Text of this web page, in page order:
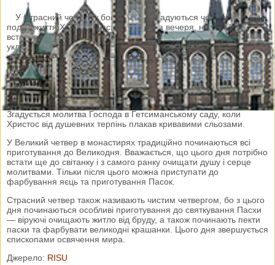
У Страсний четвер у богослужінні згадуються чотири важливі
події з життя Христа Спасителя: Тайна вечеря, на якій Господь
встановив новозавітне Таїнство Євхаристії. Господь Ісус Христос
уклав Новий Заповіт між Богом і людьми ціною Власної Крові.
Цього дня у храмі служать Літургію св. Василя Великого, а
єпископи вмивають ноги 12 священнослужителям, як це вчинив
Ісус Христос дві тисячі років тому своїм учням на знак глибокого
смирення і любові до них, а також як повчання всім християнам
не шукати влади один над одним, а слугувати один одному.
Згадується молитва Господа в Гетсиманському саду, коли
Христос від душевних терпінь плакав кривавими сльозами.
У Великий четвер в монастирях традиційно починаються всі
приготування до Великодня. Вважається, що цього дня потрібно
встати ще до світанку і з самого ранку очищати душу і серце
молитвами. Тільки після цього можна приступати до
фарбування яєць та приготування Пасок.
Страсний четвер також називають чистим четвергом, бо з цього
дня починаються особливі приготування до святкування Пасхи
— віруючі очищають житло від бруду, а також починають пекти
паски та фарбувати великодні крашанки. Цього дня звершується
єпископами освячення мира.
Джерело: RISU